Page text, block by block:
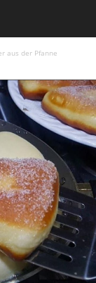
aus der Pfanne